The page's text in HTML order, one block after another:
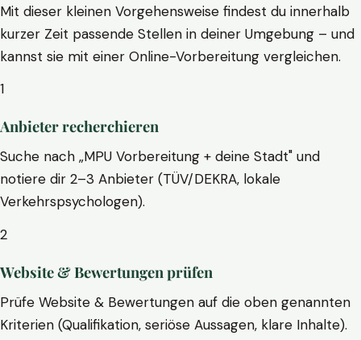
Mit dieser kleinen Vorgehensweise findest du innerhalb
kurzer Zeit passende Stellen in deiner Umgebung – und
kannst sie mit einer Online-Vorbereitung vergleichen.
1
Anbieter recherchieren
Suche nach „MPU Vorbereitung + deine Stadt" und
notiere dir 2–3 Anbieter (TÜV/DEKRA, lokale
Verkehrspsychologen).
2
Website & Bewertungen prüfen
Prüfe Website & Bewertungen auf die oben genannten
Kriterien (Qualifikation, seriöse Aussagen, klare Inhalte).